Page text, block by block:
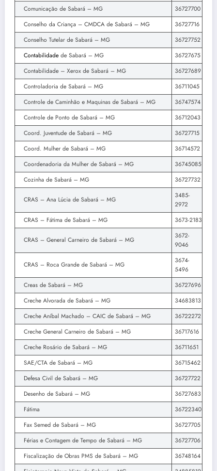
Comunicação de Sabará – MG
36727700
Conselho da Criança – CMDCA de Sabará – MG
36727716
Conselho Tutelar de Sabará – MG
36727752
Contabilidade de Sabará – MG
36727675
Contabilidade – Xerox de Sabará – MG
36727689
Controladoria de Sabará – MG
36711045
Controle de Caminhão e Maquinas de Sabará – MG
36747574
Controle de Ponto de Sabará – MG
36712043
Coord. Juventude de Sabará – MG
36727715
Coord. Mulher de Sabará – MG
36714572
Coordenadoria da Mulher de Sabará – MG
36745085
Cozinha de Sabará – MG
36727732
CRAS – Ana Lúcia de Sabará – MG
3485-
2972
CRAS – Fátima de Sabará – MG
3673-2183
CRAS – General Carneiro de Sabará – MG
3672-
9046
CRAS – Roca Grande de Sabará – MG
3674-
5496
Creas de Sabará – MG
36727696
Creche Alvorada de Sabará – MG
34683813
Creche Aníbal Machado – CAIC de Sabará – MG
36722272
Creche General Carneiro de Sabará – MG
36717616
Creche Rosário de Sabará – MG
36711651
SAE/CTA de Sabará – MG
36715462
Defesa Civil de Sabará – MG
36727722
Desenho de Sabará – MG
36727683
Fátima
36722340
Fax Semed de Sabará – MG
36727705
Férias e Contagem de Tempo de Sabará – MG
36727706
Fiscalização de Obras PMS de Sabará – MG
36748164